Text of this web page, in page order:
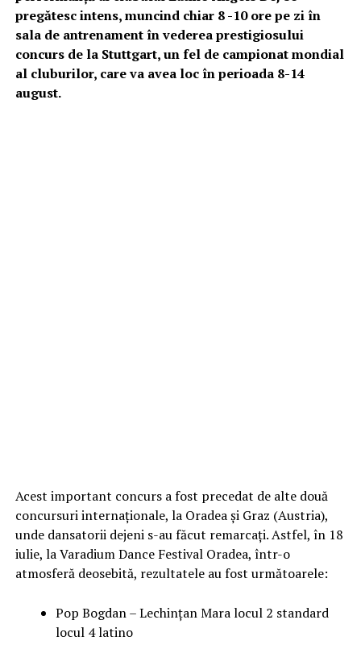
pregătesc intens, muncind chiar 8 -10 ore pe zi în
sala de antrenament în vederea prestigiosului
concurs de la Stuttgart, un fel de campionat mondial
al cluburilor, care va avea loc în perioada 8-14
august.
Acest important concurs a fost precedat de alte două
concursuri internaționale, la Oradea și Graz (Austria),
unde dansatorii dejeni s-au făcut remarcați. Astfel, în 18
iulie, la Varadium Dance Festival Oradea, într-o
atmosferă deosebită, rezultatele au fost următoarele:
Pop Bogdan – Lechințan Mara locul 2 standard
locul 4 latino